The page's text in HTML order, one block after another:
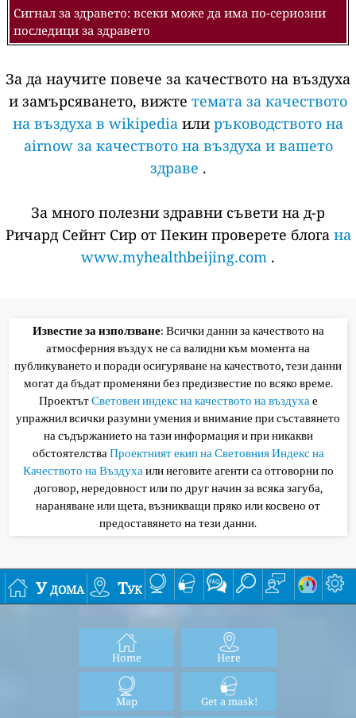
Сигнал за здравето: всеки може да има по-сериозни
последици за здравето
За да научите повече за качеството на въздуха
и замърсяването, вижте темата за качеството
на въздуха в wikipedia или ръководството на
airnow за качеството на въздуха и вашето
здраве .
За много полезни здравни съвети на д-р
Ричард Сейнт Сир от Пекин проверете блога на
www.myhealthbeijing.com .
Известие за използване: Всички данни за качеството на
атмосферния въздух не са валидни към момента на
публикуването и поради осигуряване на качеството, тези данни
могат да бъдат променяни без предизвестие по всяко време.
ПроектътСветовен индекс на качеството на въздухае
упражнил всички разумни умения и внимание при съставянето
на съдържанието на тази информация и при никакви
обстоятелстваПроектният екип на Световния Индекс на
Качеството на Въздухаили неговите агенти са отговорни по
договор, нередовност или по друг начин за всяка загуба,
нараняване или щета, възникващи пряко или косвено от
предоставянето на тези данни.
У дома Тук
Home Here
Map Get a mask!